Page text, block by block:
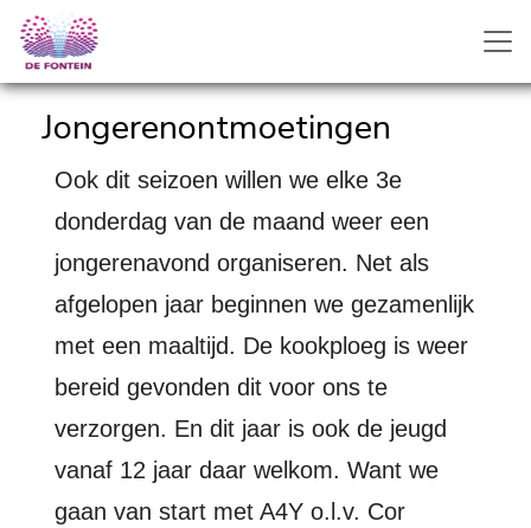
Jongerenontmoetingen
Ook dit seizoen willen we elke 3e
donderdag van de maand weer een
jongerenavond organiseren. Net als
afgelopen jaar beginnen we gezamenlijk
met een maaltijd. De kookploeg is weer
bereid gevonden dit voor ons te
verzorgen. En dit jaar is ook de jeugd
vanaf 12 jaar daar welkom. Want we
gaan van start met A4Y o.l.v. Cor